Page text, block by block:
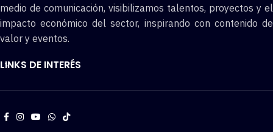
medio de comunicación, visibilizamos talentos, proyectos y el
impacto económico del sector, inspirando con contenido de
valor y eventos.
LINKS DE INTERÉS